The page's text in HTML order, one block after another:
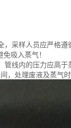
采样人员应严格
吸入蒸气！
线内的压力应高
，处理废液及蒸气